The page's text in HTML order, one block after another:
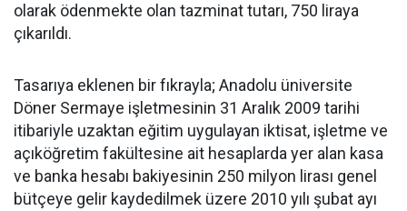
olarak ödenmekte olan tazminat tutarı, 750 liraya
çıkarıldı.
Tasarıya eklenen bir fıkrayla; Anadolu üniversite
Döner Sermaye işletmesinin 31 Aralık 2009 tarihi
itibariyle uzaktan eğitim uygulayan iktisat, işletme ve
açıköğretim fakültesine ait hesaplarda yer alan kasa
ve banka hesabı bakiyesinin 250 milyon lirası genel
bütçeye gelir kaydedilmek üzere 2010 yılı şubat ayı